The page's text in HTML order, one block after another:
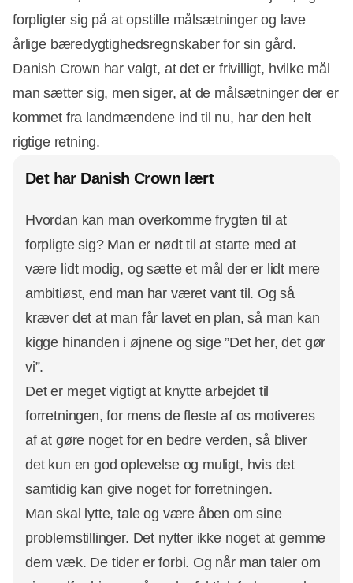
forpligter sig på at opstille målsætninger og lave
årlige bæredygtighedsregnskaber for sin gård.
Danish Crown har valgt, at det er frivilligt, hvilke mål
man sætter sig, men siger, at de målsætninger der er
kommet fra landmændene ind til nu, har den helt
rigtige retning.
Det har Danish Crown lært
Hvordan kan man overkomme frygten til at
forpligte sig? Man er nødt til at starte med at
være lidt modig, og sætte et mål der er lidt mere
ambitiøst, end man har været vant til. Og så
kræver det at man får lavet en plan, så man kan
kigge hinanden i øjnene og sige ”Det her, det gør
vi”.
Det er meget vigtigt at knytte arbejdet til
forretningen, for mens de fleste af os motiveres
af at gøre noget for en bedre verden, så bliver
det kun en god oplevelse og muligt, hvis det
samtidig kan give noget for forretningen.
Man skal lytte, tale og være åben om sine
problemstillinger. Det nytter ikke noget at gemme
dem væk. De tider er forbi. Og når man taler om